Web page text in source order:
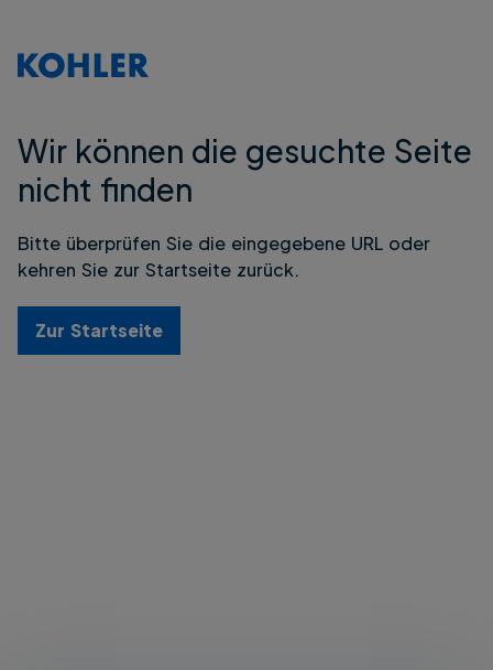
Wir können die gesuchte Seite
nicht finden
Bitte überprüfen Sie die eingegebene URL oder
kehren Sie zur Startseite zurück.
Zur Startseite